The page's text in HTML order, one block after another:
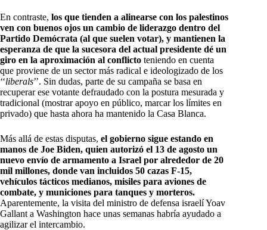
En contraste, los que tienden a alinearse con los palestinos
ven con buenos ojos un cambio de liderazgo dentro del
Partido Demócrata (al que suelen votar), y mantienen la
esperanza de que la sucesora del actual presidente dé un
giro en la aproximación al conflicto teniendo en cuenta
que proviene de un sector más radical e ideologizado de los
‘‘liberals’’. Sin dudas, parte de su campaña se basa en
recuperar ese votante defraudado con la postura mesurada y
tradicional (mostrar apoyo en público, marcar los límites en
privado) que hasta ahora ha mantenido la Casa Blanca.
Más allá de estas disputas, el gobierno sigue estando en
manos de Joe Biden, quien autorizó el 13 de agosto un
nuevo envío de armamento a Israel por alrededor de 20
mil millones, donde van incluidos 50 cazas F-15,
vehículos tácticos medianos, misiles para aviones de
combate, y municiones para tanques y morteros.
Aparentemente, la visita del ministro de defensa israelí Yoav
Gallant a Washington hace unas semanas habría ayudado a
agilizar el intercambio.